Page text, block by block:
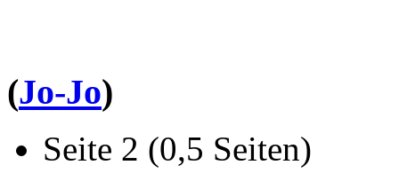
(Jo-Jo)
Seite 2 (0,5 Seiten)